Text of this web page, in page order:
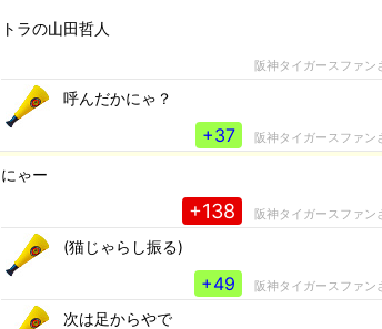
トラの山田哲人
阪神タイガースファン
呼んだかにゃ？
+37 阪神タイガースファン
にゃー
+138 阪神タイガースファン
(猫じゃらし振る)
+49 阪神タイガースファン
次は足からやで